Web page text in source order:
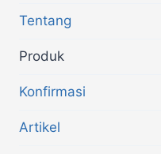
Tentang
Produk
Konfirmasi
Artikel